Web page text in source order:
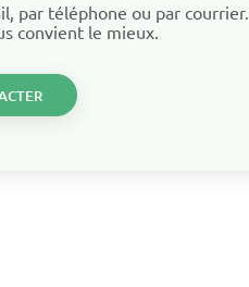
par téléphone ou par courrier.
convient le mieux.